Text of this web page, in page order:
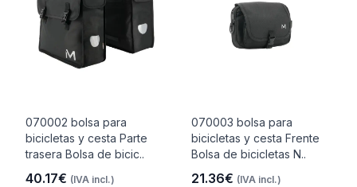
070002 bolsa para
bicicletas y cesta Parte
trasera Bolsa de bicic..
40.17€ (IVA incl.)
070003 bolsa para
bicicletas y cesta Frente
Bolsa de bicicletas N..
21.36€ (IVA incl.)